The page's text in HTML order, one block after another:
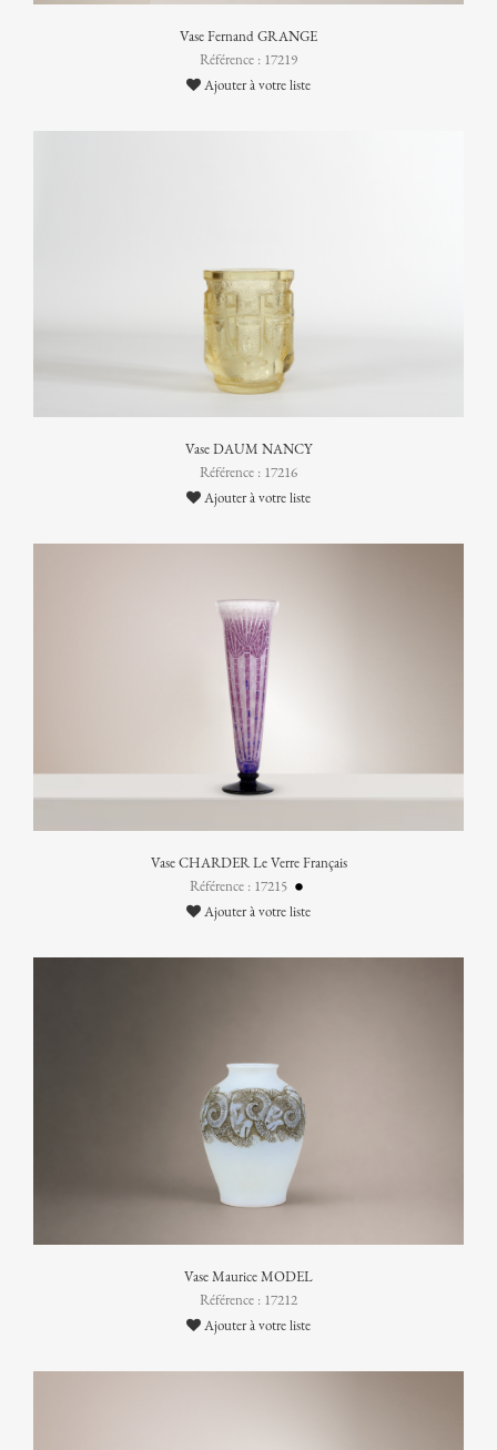
Vase Fernand GRANGE
Référence : 17219
Ajouter à votre liste
Vase DAUM NANCY
Référence : 17216
Ajouter à votre liste
Vase CHARDER Le Verre Français
Référence : 17215
Ajouter à votre liste
Vase Maurice MODEL
Référence : 17212
Ajouter à votre liste